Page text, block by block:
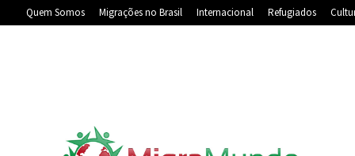
Quem Somos Migrações no Brasil Internacional Refugiados